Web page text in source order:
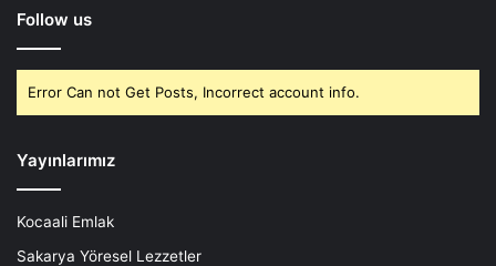
Follow us
Error Can not Get Posts, Incorrect account info.
Yayınlarımız
Kocaali Emlak
Sakarya Yöresel Lezzetler